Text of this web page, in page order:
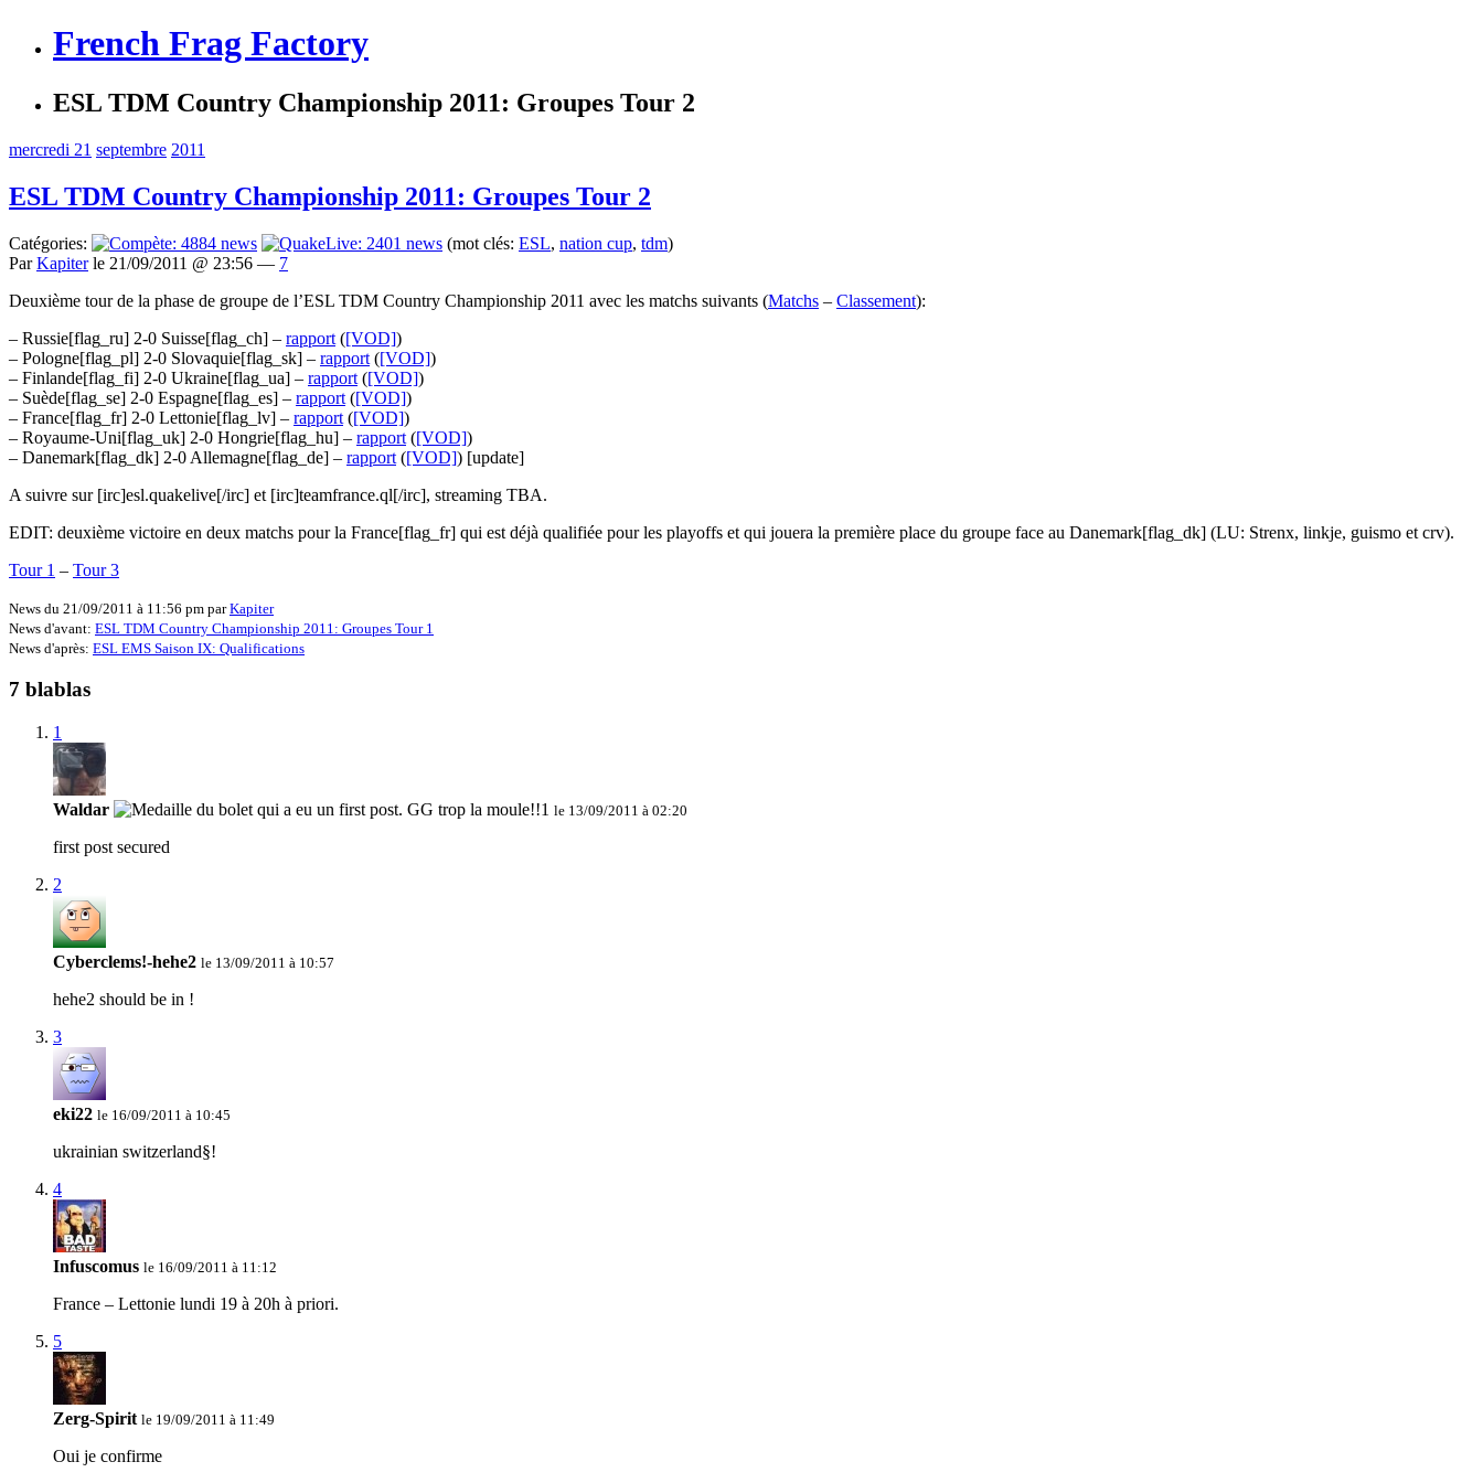
French Frag Factory
ESL TDM Country Championship 2011: Groupes Tour 2
mercredi 21 septembre 2011
ESL TDM Country Championship 2011: Groupes Tour 2
Catégories: (mot clés: ESL, nation cup, tdm)
ParKapiterle 21/09/2011 @ 23:56 — 7
Deuxième tour de la phase de groupe de l’ESL TDM Country Championship 2011 avec les matchs suivants (Matchs – Classement):
– Russie[flag_ru] 2-0 Suisse[flag_ch] – rapport ([VOD])
– Pologne[flag_pl] 2-0 Slovaquie[flag_sk] – rapport ([VOD])
– Finlande[flag_fi] 2-0 Ukraine[flag_ua] – rapport ([VOD])
– Suède[flag_se] 2-0 Espagne[flag_es] – rapport ([VOD])
– France[flag_fr] 2-0 Lettonie[flag_lv] – rapport ([VOD])
– Royaume-Uni[flag_uk] 2-0 Hongrie[flag_hu] – rapport ([VOD])
– Danemark[flag_dk] 2-0 Allemagne[flag_de] – rapport ([VOD]) [update]
A suivre sur [irc]esl.quakelive[/irc] et [irc]teamfrance.ql[/irc], streaming TBA.
EDIT: deuxième victoire en deux matchs pour la France[flag_fr] qui est déjà qualifiée pour les playoffs et qui jouera la première place du groupe face au Danemark[flag_dk] (LU: Strenx, linkje, guismo et crv).
Tour 1 – Tour 3
News du 21/09/2011 à 11:56 pm parKapiter
News d'avant: ESL TDM Country Championship 2011: Groupes Tour 1
News d'après: ESL EMS Saison IX: Qualifications
7 blablas
1
Waldar le 13/09/2011 à 02:20
first post secured
2
Cyberclems!-hehe2 le 13/09/2011 à 10:57
hehe2 should be in !
3
eki22 le 16/09/2011 à 10:45
ukrainian switzerland§!
4
Infuscomus le 16/09/2011 à 11:12
France – Lettonie lundi 19 à 20h à priori.
5
Zerg-Spirit le 19/09/2011 à 11:49
Oui je confirme